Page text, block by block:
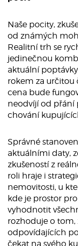
Naše pocity,
od známých
Realitní trh se
jedinečnou
aktuální
rokem za určitou
cena bude
neodvíjí od přání
chování
Správné
aktuálními daty,
zkušeností z
roli hraje i
nemovitosti, u
kde je prostor
vyhodnotit
rozhoduje o tom,
odpovídajících
čekat na svého